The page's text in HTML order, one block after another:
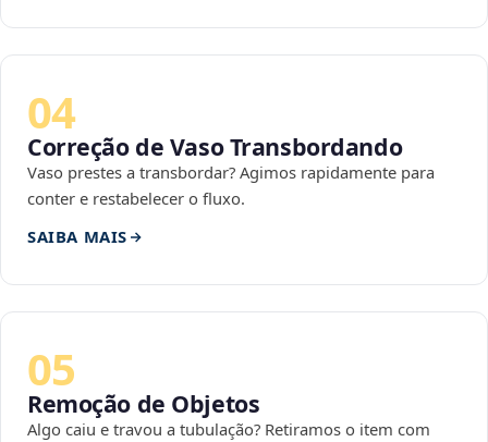
04
Correção de Vaso Transbordando
Vaso prestes a transbordar? Agimos rapidamente para
conter e restabelecer o fluxo.
SAIBA MAIS
05
Remoção de Objetos
Algo caiu e travou a tubulação? Retiramos o item com